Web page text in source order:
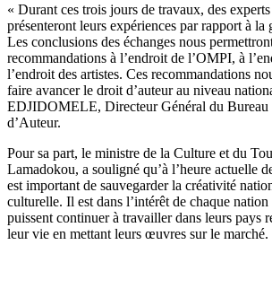
« Durant ces trois jours de travaux, des
présenteront leurs expériences par rapport à la
Les conclusions des échanges nous
recommandations à l’endroit de l’OMPI, à
l’endroit des artistes. Ces recommandations
faire avancer le droit d’auteur au niveau
EDJIDOMELE, Directeur Général du
d’Auteur.
Pour sa part, le ministre de la Culture et du
Lamadokou, a souligné qu’à l’heure actuelle
est important de sauvegarder la créativité
culturelle. Il est dans l’intérêt de chaque nation
puissent continuer à travailler dans leurs pays
leur vie en mettant leurs œuvres sur le marché.